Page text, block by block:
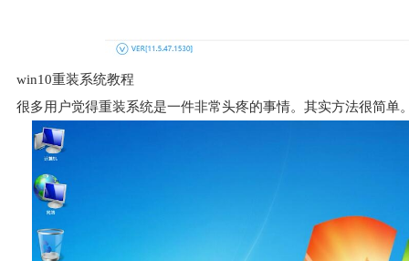
win10重装系统教程
很多用户觉得重装系统是一件非常头疼的事情。其实方法很简单